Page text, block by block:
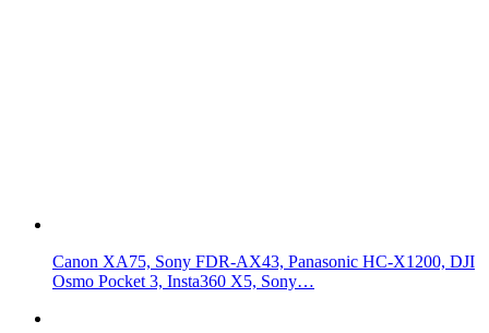
Canon XA75, Sony FDR-AX43, Panasonic HC-X1200, DJI
Osmo Pocket 3, Insta360 X5, Sony…